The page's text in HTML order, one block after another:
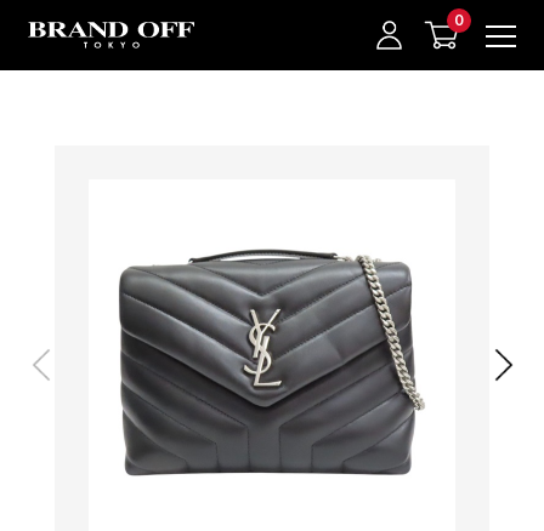
中古名牌業界No.1的BRAND OFF。BRAND OFF官網購物/h1>